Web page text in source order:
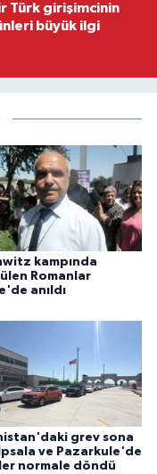
Türk girişimcinin
büyük ilgi
kampında
Romanlar
anıldı
grev sona
ve Pazarkule'de
normale döndü